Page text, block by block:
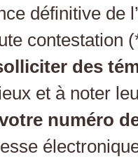
définitive de
contestation
des
et à noter
numéro